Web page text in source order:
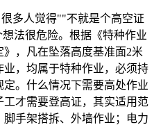
多人觉得""不就是个高空证
法很危险。根据《特种作业
，凡在坠落高度基准面2米
，均属于特种作业，必须持
。什么情况下需要高处作业
才需要登高证，其实适用范
手架搭拆、外墙作业；电力